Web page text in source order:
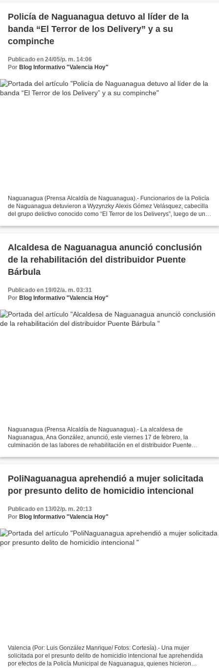
Policía de Naguanagua detuvo al líder de la
banda “El Terror de los Delivery” y a su
compinche
Publicado en 24/05/p. m. 14:06
Por Blog Informativo "Valencia Hoy"
Naguanagua (Prensa Alcaldía de Naguanagua).- Funcionarios de la Policía
de Naguanagua detuvieron a Wyzynzky Alexis Gómez Velásquez, cabecilla
del grupo delictivo conocido como “El Terror de los Deliverys”, luego de una
Alcaldesa de Naguanagua anunció conclusión
de la rehabilitación del distribuidor Puente
Bárbula
Publicado en 19/02/a. m. 03:31
Por Blog Informativo "Valencia Hoy"
Naguanagua (Prensa Alcaldía de Naguanagua).- La alcaldesa de
Naguanagua, Ana González, anunció, este viernes 17 de febrero, la
culminación de las labores de rehabilitación en el distribuidor Puente
PoliNaguanagua aprehendió a mujer solicitada
por presunto delito de homicidio intencional
Publicado en 13/02/p. m. 20:13
Por Blog Informativo "Valencia Hoy"
Valencia (Por: Luis González Manrique/ Fotos: Cortesía).- Una mujer
solicitada por el presunto delito de homicidio intencional fue aprehendida
por efectos de la Policía Municipal de Naguanagua, quienes hicieron